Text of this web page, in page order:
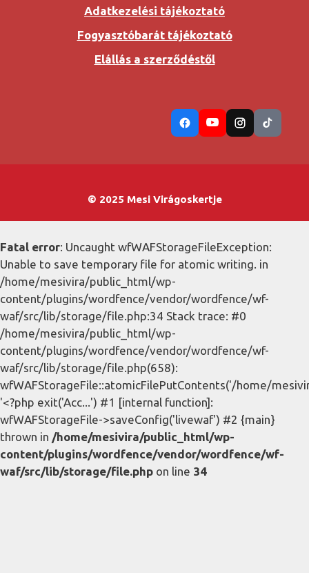
Adatkezelési tájékoztató
Fogyasztóbarát tájékoztató
Elállás a szerződéstől
© 2025 Mesi Virágoskertje
Fatal error: Uncaught wfWAFStorageFileException:
Unable to save temporary file for atomic writing. in
/home/mesivira/public_html/wp-
content/plugins/wordfence/vendor/wordfence/wf-
waf/src/lib/storage/file.php:34 Stack trace: #0
/home/mesivira/public_html/wp-
content/plugins/wordfence/vendor/wordfence/wf-
waf/src/lib/storage/file.php(658):
wfWAFStorageFile::atomicFilePutContents('/home/
'<?php exit('Acc...') #1 [internal function]:
wfWAFStorageFile->saveConfig('livewaf') #2 {main}
thrown in /home/mesivira/public_html/wp-
content/plugins/wordfence/vendor/wordfence/wf-
waf/src/lib/storage/file.php on line 34